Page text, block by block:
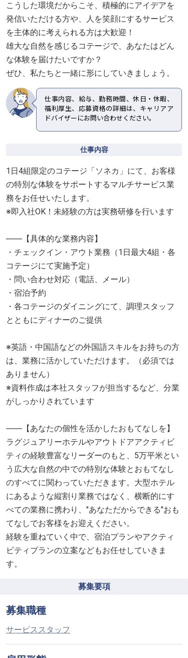
こうした環境だからこそ、積極的にアイデアを
発信いただける方や、人を笑顔にするサービス
を主体的に考えられる方は大歓迎！
雄大な自然を感じるコテージで、あなたはどん
な体験を届けたいですか？
ぜひ、私たちと一緒に形にしていきましょう。
仕事内容、給与、勤務時間、休日・休暇、
福利厚生、応募資格の詳細は、キャリアア
ドバイザーにお問い合わせください。
仕事内容
1日4組限定のコテージ「ソネカ」にて、お客様
の特別な体験をサポートするマルチサービス業
務をお任せいたします。
※即入社OK！未経験の方は実務研修を行います
――【具体的な業務内容】
・チェックイン・アウト業務（1日最大4組・各
コテージにて実施予定）
・問い合わせ対応（電話、メール）
・宿泊予約
・各コテージのダイニングにて、調理スタッフ
とともにディナーのご提供
※英語・中国語などの外国語スキルをお持ちの方
は、業務に活かしていただけます。（必須では
ありません）
※資料作成は本社スタッフが担当するなど、分業
がしっかりされています
――【あなたの個性を活かしたおもてなしを】
ラグジュアリーホテルやアウトドアアクティビ
ティの経験豊富なリーダーのもと、5万平米とい
う広大な自然の中での特別な体験とおもてなし
のすべてに関わっていただきます。大型ホテル
にあるような縦割り業務ではなく、横断的にす
べての業務に携わり、"あなただからできる"おも
てなしでお客様をお迎えください。
経験を重ねていく中で、宿泊プランやアクティ
ビティプランの立案などもお任せしていきま
す。
募集要項
募集職種
サービススタッフ